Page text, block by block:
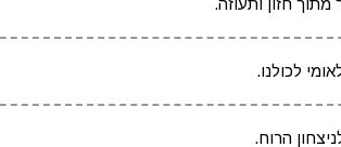
חזון ותעוזה.
לכולנו.
הרוח.